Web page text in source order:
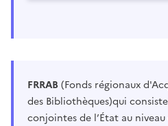
FRRAB (Fonds régionaux
des Bibliothèques)qui
conjointes de l’État au